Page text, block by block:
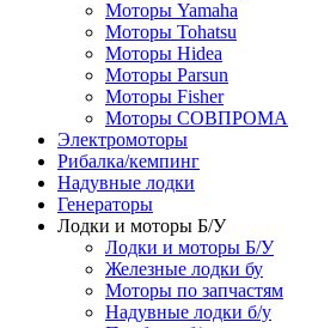
Моторы Yamaha
Моторы Tohatsu
Моторы Hidea
Моторы Parsun
Моторы Fisher
Моторы СОВПРОМА
Электромоторы
Рибалка/кемпинг
Надувные лодки
Генераторы
Лодки и моторы Б/У
Лодки и моторы Б/У
Железные лодки бу
Моторы по запчастям
Надувные лодки б/у